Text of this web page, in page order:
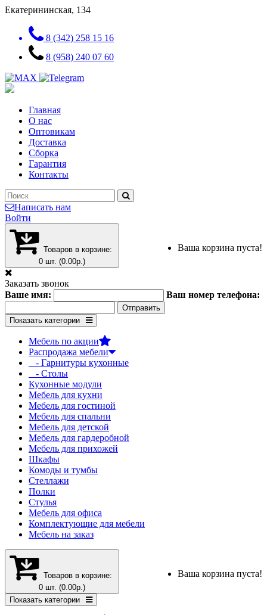
Екатерининская, 134
8 (342) 258 15 16
8 (958) 240 07 60
Главная
О нас
Оптовикам
Доставка
Сборка
Гарантия
Контакты
Написать нам
Войти
Товаров в корзине:
0 шт. (0.00р.)
Ваша корзина пуста!
Заказать звонок
Ваше имя:
Ваш номер телефона:
Показать категории
Мебель по акции
Распродажа мебели
- Гарнитуры кухонные
- Столы
Кухонные модули
Мебель для кухни
Мебель для гостиной
Мебель для спальни
Мебель для детской
Мебель для гардеробной
Мебель для прихожей
Шкафы
Комоды и тумбы
Стеллажи
Полки
Стулья
Мебель для офиса
Комплектующие для мебели
Мебель на заказ
Товаров в корзине:
0 шт. (0.00р.)
Ваша корзина пуста!
Показать категории